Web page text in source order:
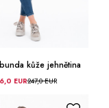
kůže jehnětina
EUR247,0 EUR